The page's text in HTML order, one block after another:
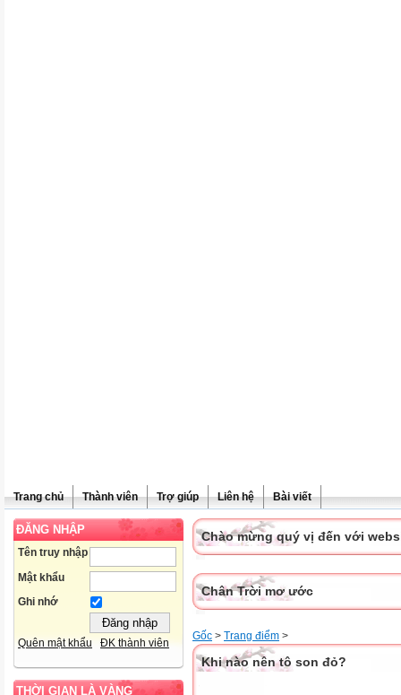
Trang chủ Thành viên Trợ giúp Liên hệ Bài viết
ĐĂNG NHẬP
Tên truy nhập
Mật khẩu
Ghi nhớ
Quên mật khẩu ĐK thành viên
THỜI GIAN LÀ VÀNG
Chào mừng quý vị đến với
Chân Trời mơ ước
Gốc > Trang điểm >
Khi nào nên tô son đỏ?